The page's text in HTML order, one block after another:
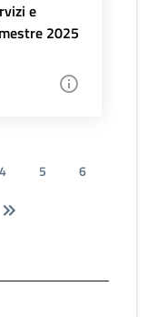
e
2025
4 5
6